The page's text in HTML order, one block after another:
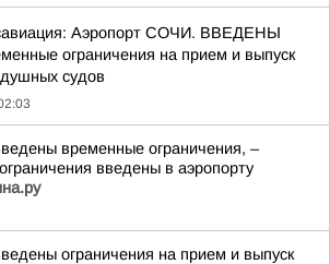
Аэропорт СОЧИ. ВВЕДЕНЫ
ограничения на прием и выпуск
судов
временные ограничения, –
введены в аэропорту
ограничения на прием и выпуск